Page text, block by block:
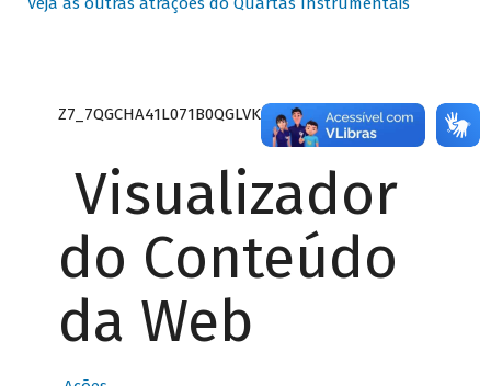
Z7_7QGCHA41L071B0QGLVK8P22GJ7
Visualizador
do Conteúdo
da Web